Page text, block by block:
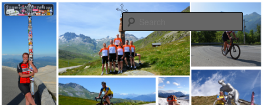
Skip
to
Skip
to
secondary
Karolina Örnstedt
#interiktigtsomallaandra